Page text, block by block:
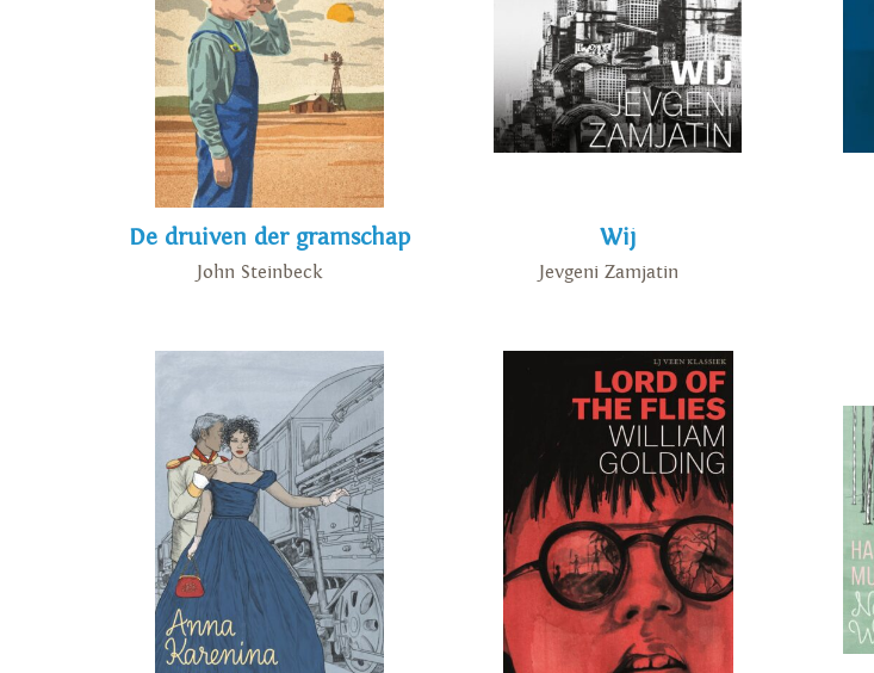
De druiven der gramschap
John Steinbeck
Wij
Jevgeni Zamjatin